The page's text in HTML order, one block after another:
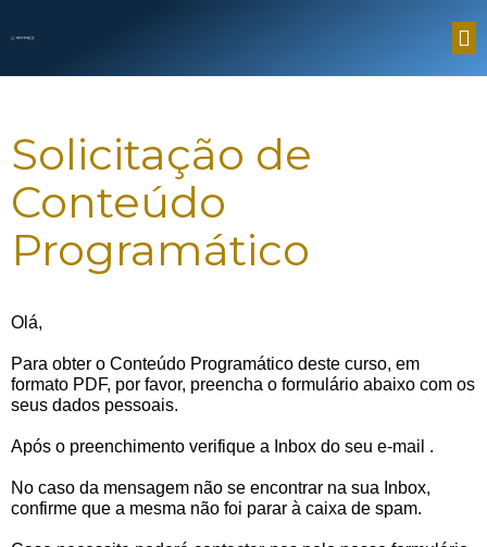
Solicitação de
Conteúdo
Programático
Olá,
Para obter o Conteúdo Programático deste curso, em
formato PDF, por favor, preencha o formulário abaixo com os
seus dados pessoais.
Após o preenchimento verifique a Inbox do seu e-mail .
No caso da mensagem não se encontrar na sua Inbox,
confirme que a mesma não foi parar à caixa de spam.